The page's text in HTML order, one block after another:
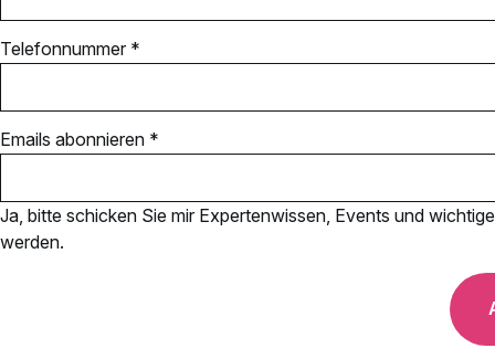
Telefonnummer *
Emails abonnieren *
Ja, bitte schicken Sie mir Expertenwissen, Events und
werden.